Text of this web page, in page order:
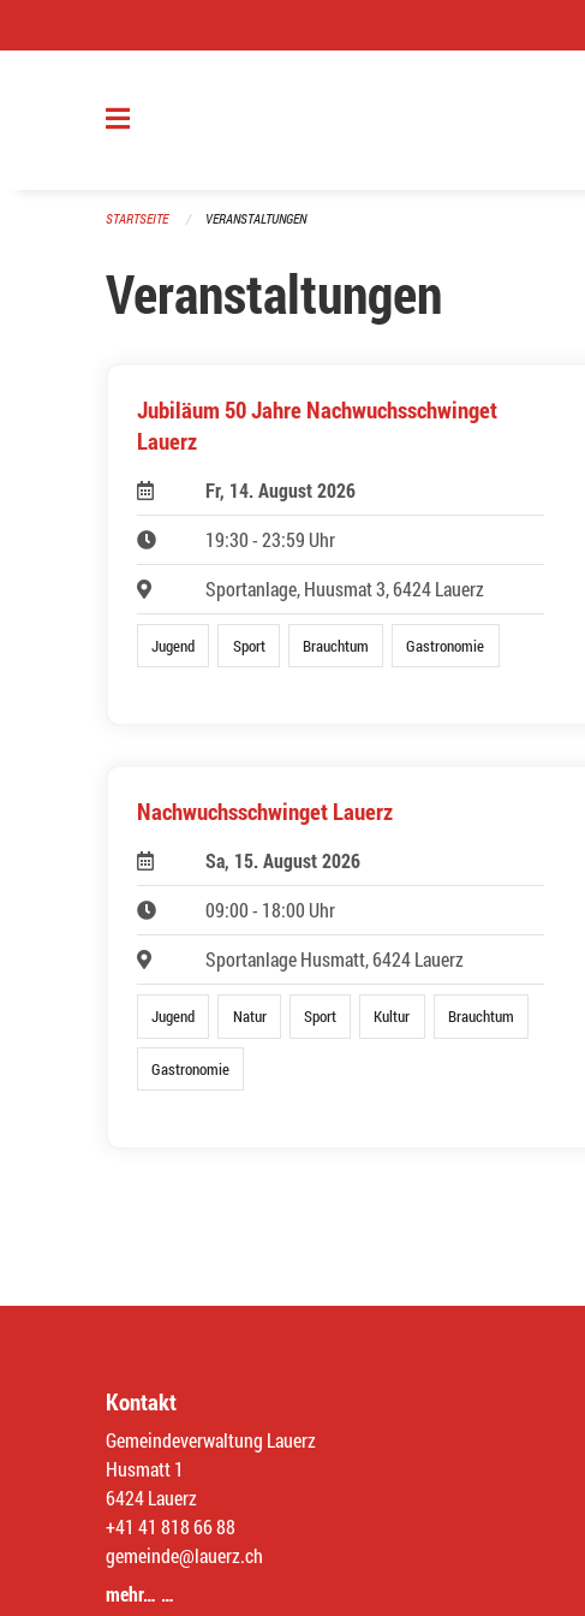
STARTSEITE VERANSTALTUNGEN
Veranstaltungen
Jubiläum 50 Jahre Nachwuchsschwinget
Lauerz
Fr, 14. August 2026
19:30 - 23:59 Uhr
Sportanlage, Huusmat 3, 6424 Lauerz
Jugend Sport Brauchtum Gastronomie
Nachwuchsschwinget Lauerz
Sa, 15. August 2026
09:00 - 18:00 Uhr
Sportanlage Husmatt, 6424 Lauerz
Jugend Natur Sport Kultur Brauchtum
Gastronomie
Kontakt
Gemeindeverwaltung Lauerz
Husmatt 1
6424 Lauerz
+41 41 818 66 88
gemeinde@lauerz.ch
mehr… …